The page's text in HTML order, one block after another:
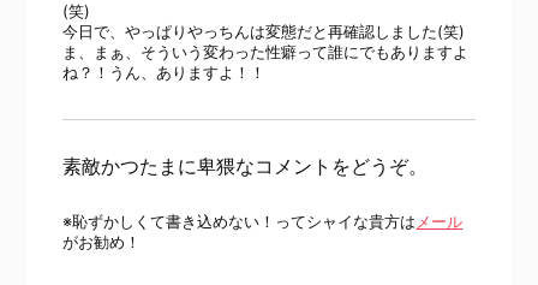
(笑)
今日で、やっぱりやっちんは変態だと再確認しました(笑)
ま、まぁ、そういう変わった性癖って誰にでもありますよ
ね？！うん、ありますよ！！
素敵かつたまに卑猥なコメントをどうぞ。
※恥ずかしくて書き込めない！ってシャイな貴方は メール
がお勧め！